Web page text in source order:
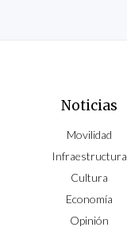
Noticias
Movilidad
Infraestructura
Cultura
Economía
Opinión